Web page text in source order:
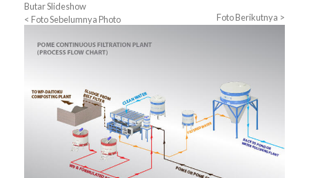
Butar Slideshow
< Foto Sebelumnya Photo
Foto Berikutnya >